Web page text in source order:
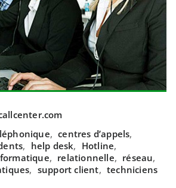
, centres d’appels,
, help desk, Hotline,
, relationnelle, réseau,
, support client, techniciens